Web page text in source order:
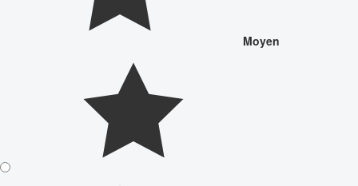
Moyen